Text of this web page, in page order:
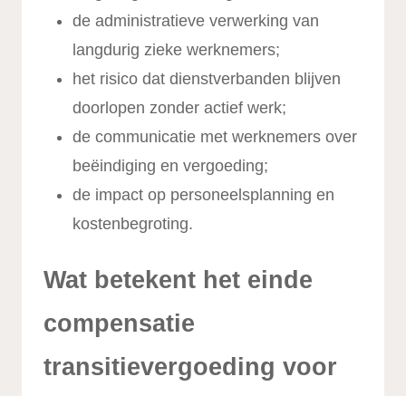
de administratieve verwerking van
langdurig zieke werknemers;
het risico dat dienstverbanden blijven
doorlopen zonder actief werk;
de communicatie met werknemers over
beëindiging en vergoeding;
de impact op personeelsplanning en
kostenbegroting.
Wat betekent het einde
compensatie
transitievergoeding voor